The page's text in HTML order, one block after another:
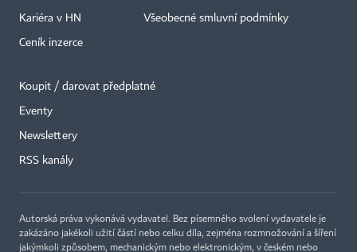
Kariéra v HN
Ceník inzerce
Všeobecné smluvní podmínky
Koupit / darovat předplatné
Eventy
Newslettery
RSS kanály
Autorská práva vykonává vydavatel. Bez písemného svolení vydavatele je
zakázáno jakékoli užití částí nebo celku díla, zejména rozmnožování a šíření
jakýmkoli způsobem, mechanickým nebo elektronickým, v českém nebo